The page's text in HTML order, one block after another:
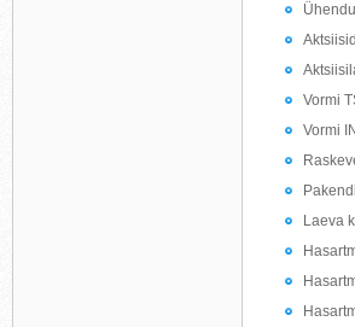
Vormi
Vormi
Laeva